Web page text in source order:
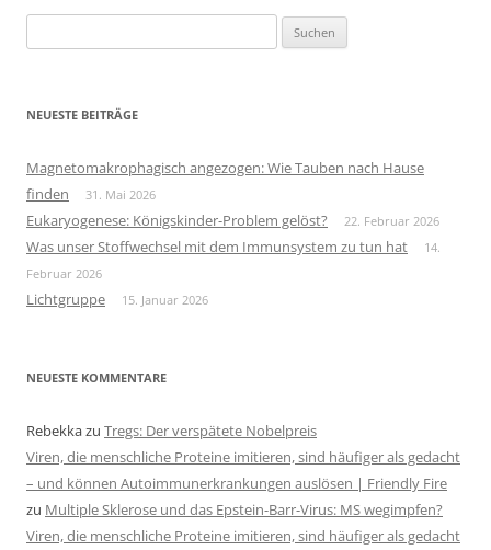
nach:
NEUESTE BEITRÄGE
Magnetomakrophagisch angezogen: Wie Tauben nach Hause
finden
31. Mai 2026
Eukaryogenese: Königskinder-Problem gelöst? 22. Februar 2026
Was unser Stoffwechsel mit dem Immunsystem zu tun hat
14.
Februar 2026
Lichtgruppe 15. Januar 2026
NEUESTE KOMMENTARE
Rebekkazu Tregs: Der verspätete Nobelpreis
Viren, die menschliche Proteine imitieren, sind häufiger als gedacht
– und können Autoimmunerkrankungen auslösen | Friendly Fire
zu Multiple Sklerose und das Epstein-Barr-Virus: MS wegimpfen?
Viren, die menschliche Proteine imitieren, sind häufiger als gedacht